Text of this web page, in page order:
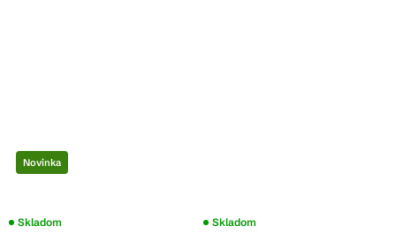
Novinka
Priemerné
Skladom Skladom